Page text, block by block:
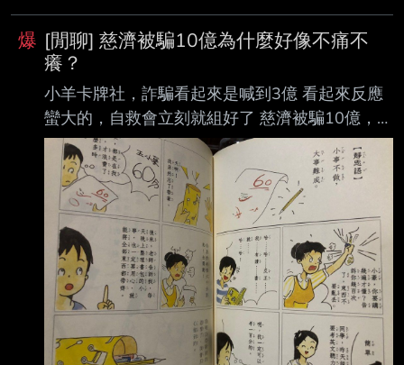
爆 [閒聊] 慈濟被騙10億為什麼好像不痛不
癢？
小羊卡牌社，詐騙看起來是喊到3億 看起來反應
蠻大的，自救會立刻就組好了 慈濟被騙10億，看
起來也好幾年了，怎麼好像沒 反應？？ 這樣會
影響到「靜思漫畫」慈濟的故事嗎？ 《洽點 ----
Sent from BePTT on my iPhone 17 Pro --